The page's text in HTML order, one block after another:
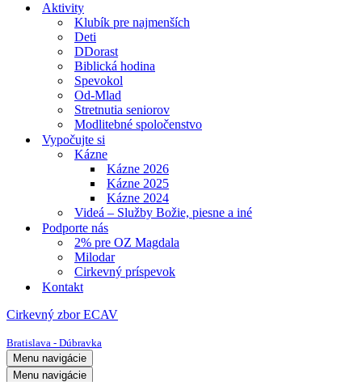
Aktivity
Klubík pre najmenších
Deti
DDorast
Biblická hodina
Spevokol
Od-Mlad
Stretnutia seniorov
Modlitebné spoločenstvo
Vypočujte si
Kázne
Kázne 2026
Kázne 2025
Kázne 2024
Videá – Služby Božie, piesne a iné
Podporte nás
2% pre OZ Magdala
Milodar
Cirkevný príspevok
Kontakt
Cirkevný zbor ECAV
Bratislava - Dúbravka
Menu navigácie
Menu navigácie